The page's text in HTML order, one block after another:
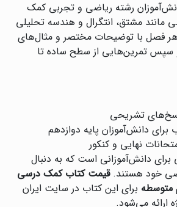
رشته ریاضی و تجربی کمک
مانند مشتق، انتگرال و هندسه تحلیلی
هر فصل با توضیحات مختصر و مثال‌های
تمرین‌هایی از سطح ساده تا
تشریحی
دانش‌آموزان پایه دوازدهم
نهایی و کنکور
برای دانش‌آموزانی است که به دنبال
خود هستند.قیمت کتاب کمک درسی
متوسطه برای این کتاب در سایت ایران
ارائه می‌شود.